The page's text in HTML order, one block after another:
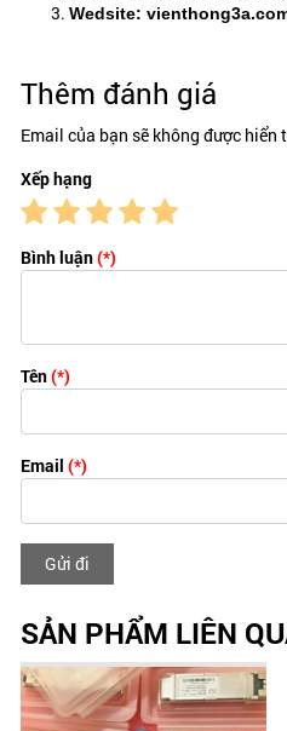
Wedsite:
Thêm đánh giá
Email của bạn sẽ không được
Xếp hạng
Bình luận(*)
Tên(*)
Email (*)
Gửi đi
SẢN PHẨM LIÊN